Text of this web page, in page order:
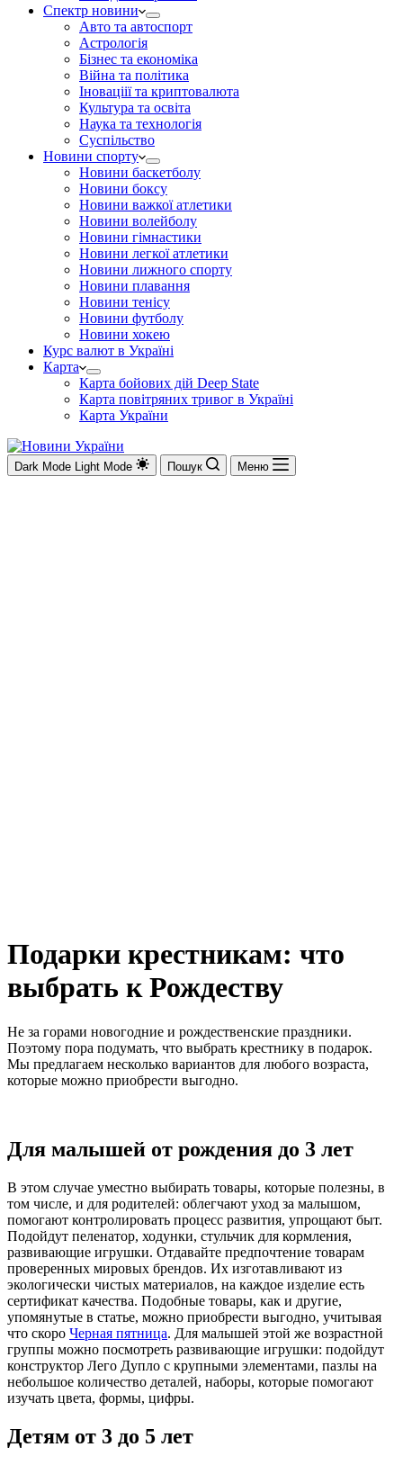
Спектр новини
Авто та автоспорт
Астрологія
Бізнес та економіка
Війна та політика
Іноваціії та криптовалюта
Культура та освіта
Наука та технологія
Суспільство
Новини спорту
Новини баскетболу
Новини боксу
Новини важкої атлетики
Новини волейболу
Новини гімнастики
Новини легкої атлетики
Новини лижного спорту
Новини плавання
Новини тенісу
Новини футболу
Новини хокею
Курс валют в Україні
Карта
Карта бойових дій Deep State
Карта повітряних тривог в Україні
Карта України
Dark Mode Light Mode Пошук Меню
Подарки крестникам: что
выбрать к Рождеству
Не за горами новогодние и рождественские праздники.
Поэтому пора подумать, что выбрать крестнику в подарок.
Мы предлагаем несколько вариантов для любого возраста,
которые можно приобрести выгодно.
Для малышей от рождения до 3 лет
В этом случае уместно выбирать товары, которые полезны, в
том числе, и для родителей: облегчают уход за малышом,
помогают контролировать процесс развития, упрощают быт.
Подойдут пеленатор, ходунки, стульчик для кормления,
развивающие игрушки. Отдавайте предпочтение товарам
проверенных мировых брендов. Их изготавливают из
экологически чистых материалов, на каждое изделие есть
сертификат качества. Подобные товары, как и другие,
упомянутые в статье, можно приобрести выгодно, учитывая
что скоро Черная пятница. Для малышей этой же возрастной
группы можно посмотреть развивающие игрушки: подойдут
конструктор Лего Дупло с крупными элементами, пазлы на
небольшое количество деталей, наборы, которые помогают
изучать цвета, формы, цифры.
Детям от 3 до 5 лет